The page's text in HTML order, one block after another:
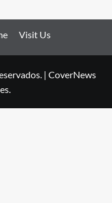
Visit Us
| CoverNews